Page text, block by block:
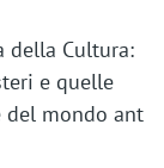
della Cultura:
e quelle
del mondo ant